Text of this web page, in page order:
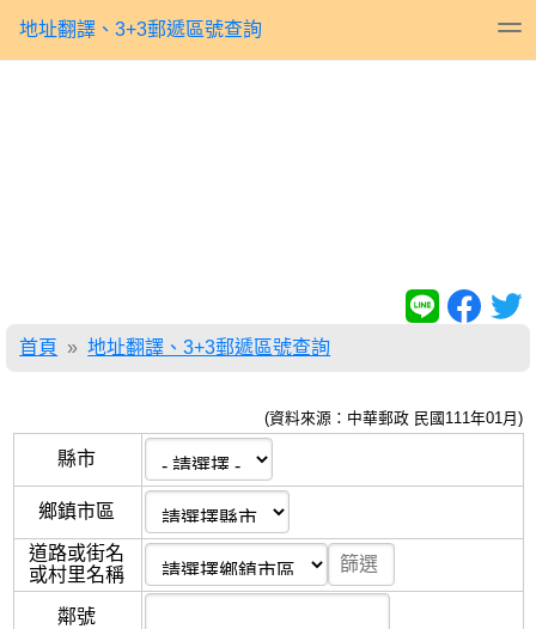
地址翻譯、3+3郵遞區號查詢
首頁 地址翻譯、3+3郵遞區號查詢
(資料來源：中華郵政 民國111年01月)
縣市
鄉鎮市區
道路或街名
或村里名稱
鄰號